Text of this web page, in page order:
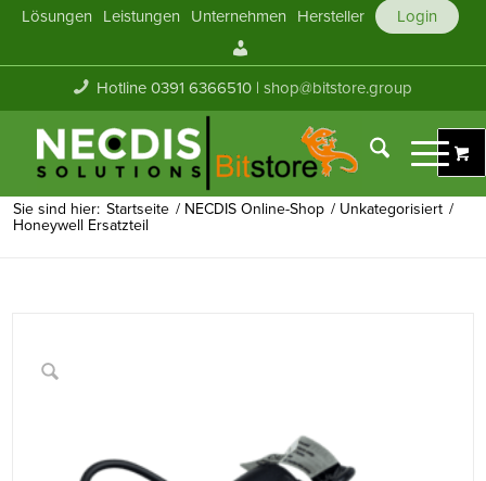
Lösungen Leistungen Unternehmen Hersteller
Login
Konto
Hotline 0391 6366510 |shop@bitstore.group
Sie sind hier: Startseite / NECDIS Online-Shop / Unkategorisiert /
Honeywell Ersatzteil